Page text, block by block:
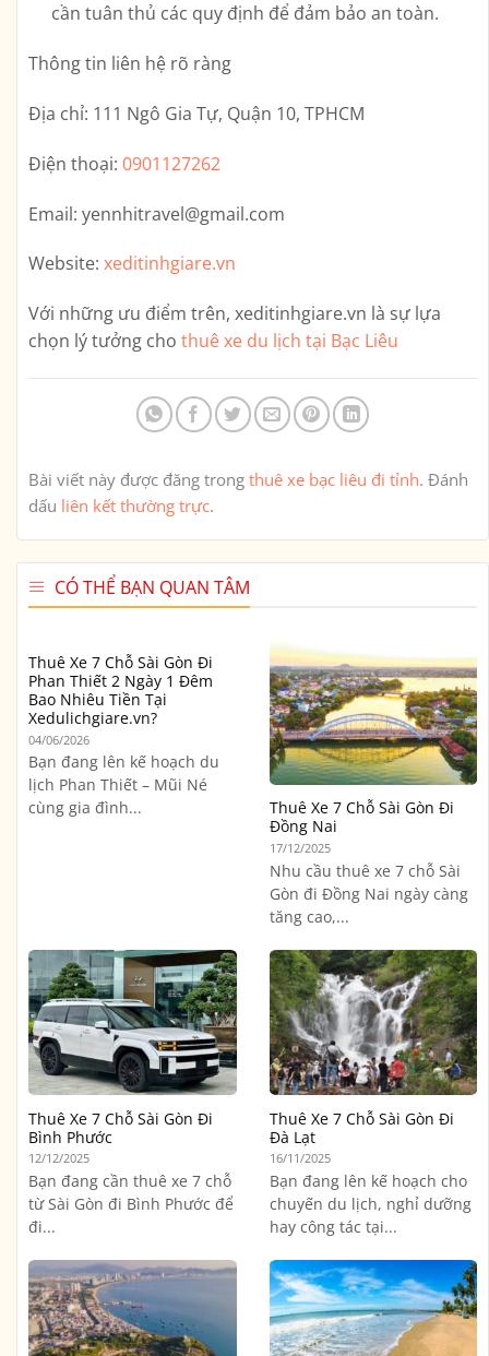
cần tuân thủ các quy định để đảm bảo an toàn.
Thông tin liên hệ rõ ràng
Địa chỉ: 111 Ngô Gia Tự, Quận 10, TPHCM
Điện thoại: 0901127262
Email: yennhitravel@gmail.com
Website: xeditinhgiare.vn
Với những ưu điểm trên, xeditinhgiare.vn là sự lựa
chọn lý tưởng cho thuê xe du lịch tại Bạc Liêu
Bài viết này được đăng trong thuê xe bạc liêu đi tỉnh. Đánh
dấu liên kết thường trực.
CÓ THỂ BẠN QUAN TÂM
Thuê Xe 7 Chỗ Sài Gòn Đi
Phan Thiết 2 Ngày 1 Đêm
Bao Nhiêu Tiền Tại
Xedulichgiare.vn?
04/06/2026
Bạn đang lên kế hoạch du
lịch Phan Thiết – Mũi Né
cùng gia đình...
Thuê Xe 7 Chỗ Sài Gòn Đi
Đồng Nai
17/12/2025
Nhu cầu thuê xe 7 chỗ Sài
Gòn đi Đồng Nai ngày càng
tăng cao,...
Thuê Xe 7 Chỗ Sài Gòn Đi
Bình Phước
12/12/2025
Bạn đang cần thuê xe 7 chỗ
từ Sài Gòn đi Bình Phước để
đi...
Thuê Xe 7 Chỗ Sài Gòn Đi
Đà Lạt
16/11/2025
Bạn đang lên kế hoạch cho
chuyến du lịch, nghỉ dưỡng
hay công tác tại...